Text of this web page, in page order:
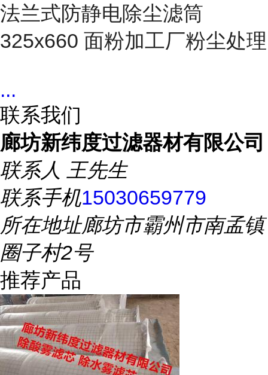
法兰式防静电除尘滤筒
325x660 面粉加工厂粉尘处理
...
联系我们
廊坊新纬度过滤器材有限公司
联系人 王先生
联系手机15030659779
所在地址廊坊市霸州市南孟镇
圈子村2号
推荐产品